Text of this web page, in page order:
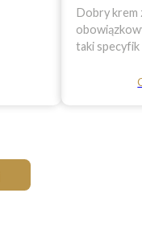
Dobry krem
taki specyfik